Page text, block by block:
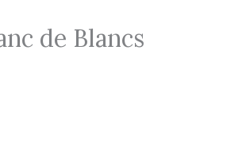
de Blancs